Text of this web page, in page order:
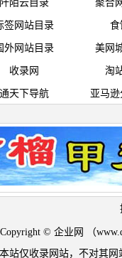
阡陌云目录 聚合
签网站目录 食
外网站目录 美网
收录网 淘
通天下导航 亚马
Copyright © 企业网 （
站仅收录网站，不对其